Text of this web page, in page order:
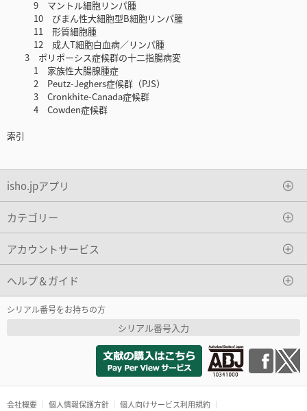
9 マントル細胞リンパ腫
10 びまん性大細胞型B細胞リンパ腫
11 形質細胞腫
12 成人T細胞白血病／リンパ腫
3 ポリポーシス症候群の十二指腸病変
1 家族性大腸腺腫症
2 Peutz-Jeghers症候群（PJS）
3 Cronkhite-Canada症候群
4 Cowden症候群
索引
isho.jpアプリ
カテゴリー
アカウントサービス
ヘルプ＆ガイド
シリアル番号をお持ちの方
シリアル番号入力
会社概要 個人情報保護方針 個人向けサービス利用規約